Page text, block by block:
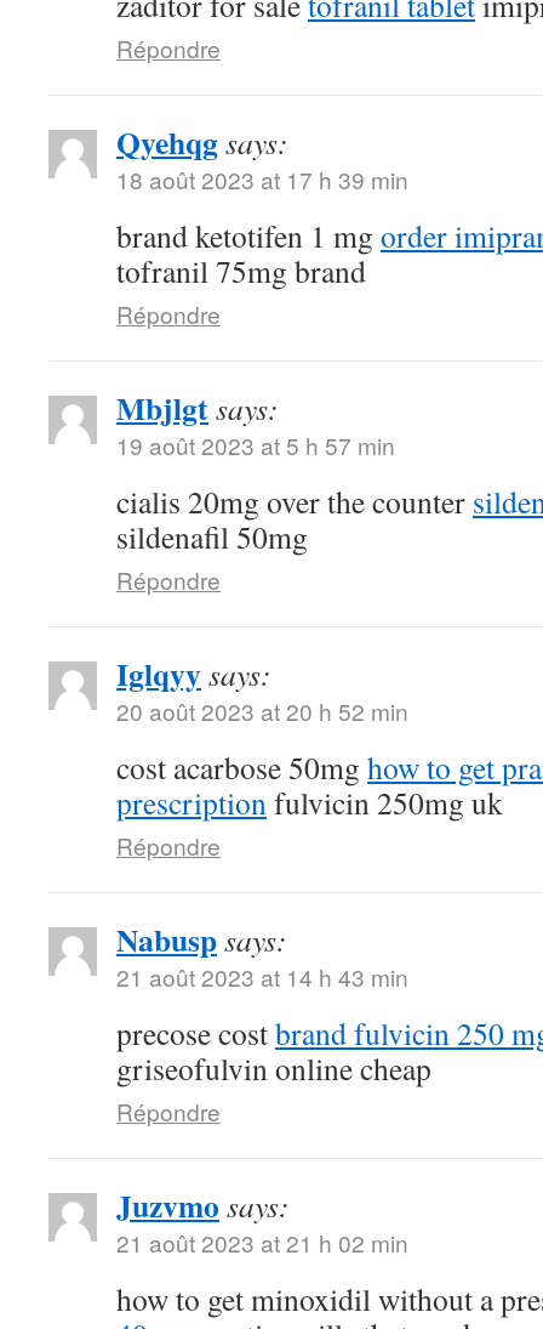
Répondre
Qyehqgsays:
18 août 2023 at 17 h 39 min
brand ketotifen 1 mg order
tofranil 75mg brand
Répondre
Mbjlgtsays:
19 août 2023 at 5 h 57 min
cialis 20mg over the counter
sildenafil 50mg
Répondre
Iglqyysays:
20 août 2023 at 20 h 52 min
cost acarbose 50mg how to get
prescriptionfulvicin 250mg uk
Répondre
Nabuspsays:
21 août 2023 at 14 h 43 min
precose costbrand fulvicin 250
griseofulvin online cheap
Répondre
Juzvmo says:
21 août 2023 at 21 h 02 min
how to get minoxidil without a